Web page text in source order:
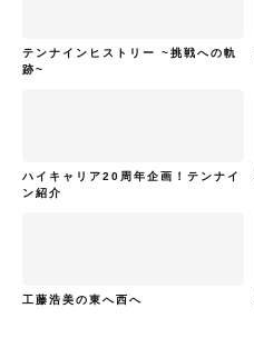
テンナインヒストリー ~挑戦への軌
跡~
ハイキャリア20周年企画！テンナイ
ン紹介
工藤浩美の東へ西へ